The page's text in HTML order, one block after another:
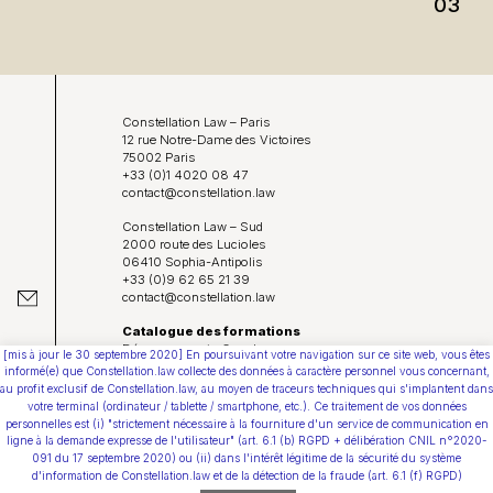
Constellation Law – Paris
12 rue Notre-Dame des Victoires
75002 Paris
+33 (0)1 4020 08 47
contact@constellation.law
Constellation Law – Sud
2000 route des Lucioles
06410 Sophia-Antipolis
+33 (0)9 62 65 21 39
contact@constellation.law
Catalogue des formations
Déposer un avis Google
Protection de vos données personnelles
Conditions Générales d’Utilisation
Direction artistique & webdesign :
Juliette Gabolde • bureau-bolde.com
Youtube
[mis à jour le 30 septembre 2020] En poursuivant votre navigation sur ce site web, vous êtes
informé(e) que Constellation.law collecte des données à caractère personnel vous concernant,
au profit exclusif de Constellation.law, au moyen de traceurs techniques qui s'implantent dans
votre terminal (ordinateur / tablette / smartphone, etc.). Ce traitement de vos données
personnelles est (i) "strictement nécessaire à la fourniture d'un service de communication en
ligne à la demande expresse de l'utilisateur" (art. 6.1 (b) RGPD + délibération CNIL n°2020-
091 du 17 septembre 2020) ou (ii) dans l'intérêt légitime de la sécurité du système
d'information de Constellation.law et de la détection de la fraude (art. 6.1 (f) RGPD)